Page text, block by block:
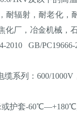
耐辐射，耐老化
厂，冶金机械，
2010 GB/
列：600/1000V
护套-